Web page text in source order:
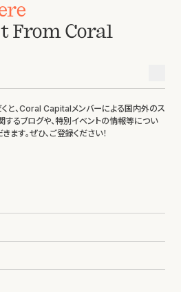
From Coral
くと、Coral Capitalメンバーによる国内外のス
るブログや、特別イベントの情報等につい
ます。ぜひ、ご登録ください！